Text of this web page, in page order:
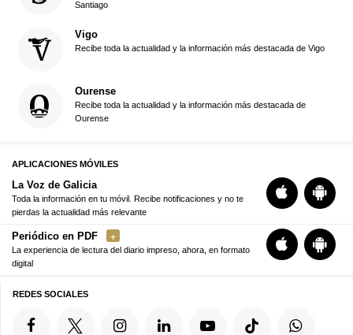
Santiago
Vigo
Recibe toda la actualidad y la información más destacada de Vigo
Ourense
Recibe toda la actualidad y la información más destacada de
Ourense
APLICACIONES MÓVILES
La Voz de Galicia
Toda la información en tu móvil. Recibe notificaciones y no te
pierdas la actualidad más relevante
Periódico en PDF
La experiencia de lectura del diario impreso, ahora, en formato
digital
REDES SOCIALES